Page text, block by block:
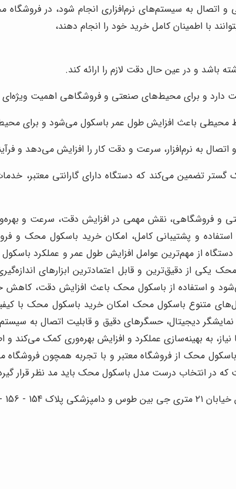
اتصال به سیستم‌های نرم‌افزاری انجام شود، در
با اطمینان کامل خرید خود را انجام دهند،
باشد و در عین حال دقت لازم را ارائه کند.
دارد و برای محیط‌های صنعتی و فروشگاهی اهمیت ویژه‌ای
محیطی باعث افزایش طول عمر باسکول می‌شود و برای
اتصال به نرم‌افزار، سرعت و دقت کار را افزایش می‌دهد و
گستر تضمین می‌کند که دستگاه دارای گارانتی معتبر،
و فروشگاهی، نقش مهمی در افزایش دقت، سرعت و
و پشتیبانی کامل، امکان خرید باسکول محک و
از مهم‌ترین عوامل افزایش طول عمر و عملکرد
از دقیق‌ترین و قابل اعتمادترین ابزارهای
و استفاده از باسکول محک باعث افزایش دقت،
متنوع باسکول محک امکان خرید باسکول محک با
دیجیتال، حسگرهای دقیق و قابلیت اتصال به
به بهینه‌سازی عملکرد و افزایش بهره‌وری کمک می‌کند
باسکول محک از فروشگاه معتبر و با تجربه همچون
که در انتخاب درست مدل باسکول محک باید مد نظر قرار
- 156 - 158